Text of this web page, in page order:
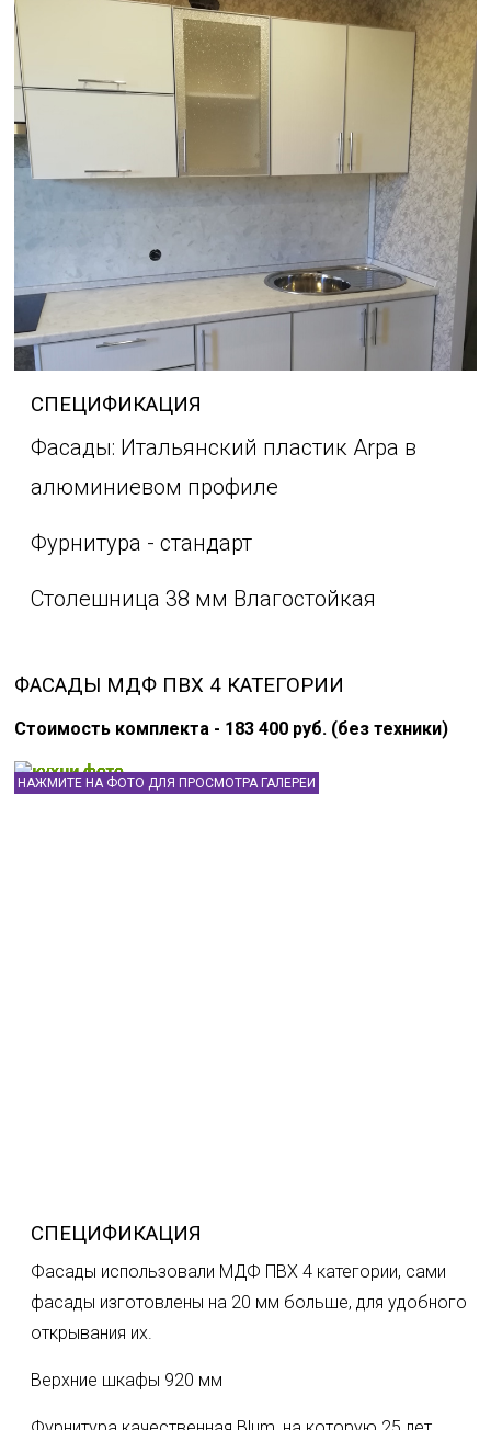
СПЕЦИФИКАЦИЯ
Фасады: Итальянский пластик Arpa в
алюминиевом профиле
Фурнитура - стандарт
Столешница 38 мм Влагостойкая
ФАСАДЫ МДФ ПВХ 4 КАТЕГОРИИ
Стоимость комплекта - 183 400 руб. (без техники)
НАЖМИТЕ НА ФОТО ДЛЯ ПРОСМОТРА ГАЛЕРЕИ
СПЕЦИФИКАЦИЯ
Фасады использовали МДФ ПВХ 4 категории, сами
фасады изготовлены на 20 мм больше, для удобного
открывания их.
Верхние шкафы 920 мм